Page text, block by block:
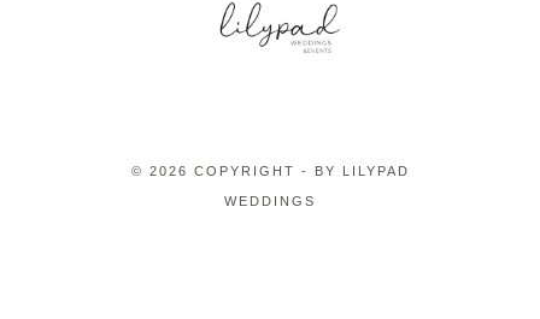
© 2026 COPYRIGHT - BY LILYPAD
WEDDINGS